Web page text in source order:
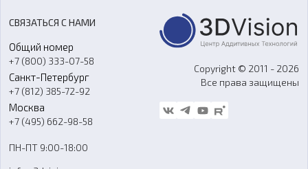
Оборудование и материалы для вакуумного литья
Аксессуары и прочее оборудование
Программное обеспечение
Ремонт и услуги
О компании
Контакты
Гос. закупки
Стать дилером
Блог
СВЯЗАТЬСЯ С НАМИ
Общий номер
+7 (800) 333-07-58
Санкт-Петербург
+7 (812) 385-72-92
Москва
+7 (495) 662-98-58
ПН-ПТ 9:00-18:00
Copyright © 2011 - 2026
Все права защищены